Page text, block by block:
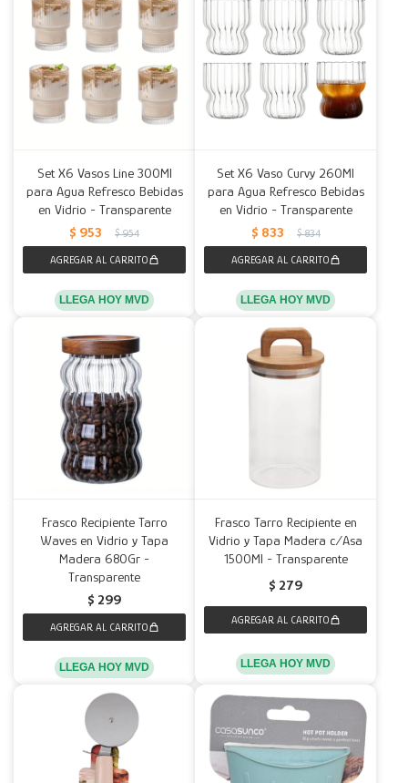
Set X6 Vasos Line 300Ml
para Agua Refresco Bebidas
en Vidrio - Transparente
$ 953 $ 954
LLEGA HOY MVD
Set X6 Vaso Curvy 260Ml
para Agua Refresco Bebidas
en Vidrio - Transparente
$ 833 $ 834
LLEGA HOY MVD
Frasco Recipiente Tarro
Waves en Vidrio y Tapa
Madera 680Gr -
Transparente
$ 299
LLEGA HOY MVD
Frasco Tarro Recipiente en
Vidrio y Tapa Madera c/Asa
1500Ml - Transparente
$ 279
LLEGA HOY MVD